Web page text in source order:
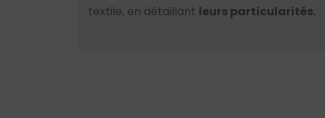
textile, en détaillant leurs particularités.